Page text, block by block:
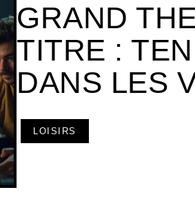
GRAND
TITRE :
DANS LES
LOISIRS